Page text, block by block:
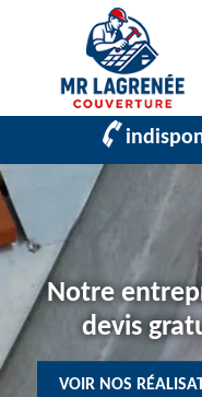
Notre
devis
VOIR NOS